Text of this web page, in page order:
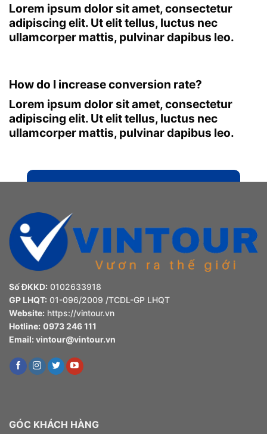
Lorem ipsum dolor sit amet, consectetur
adipiscing elit. Ut elit tellus, luctus nec
ullamcorper mattis, pulvinar dapibus leo.
How do I increase conversion rate?
Lorem ipsum dolor sit amet, consectetur
adipiscing elit. Ut elit tellus, luctus nec
ullamcorper mattis, pulvinar dapibus leo.
Số ĐKKD: 0102633918
GP LHQT: 01-096/2009 /TCDL-GP LHQT
Website: https://vintour.vn
Hotline: 0973 246 111
Email: vintour@vintour.vn
GÓC KHÁCH HÀNG